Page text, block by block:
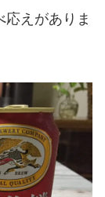
えがありま